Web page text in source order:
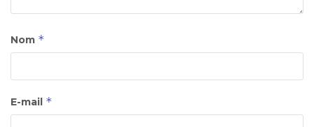
Nom *
E-mail *